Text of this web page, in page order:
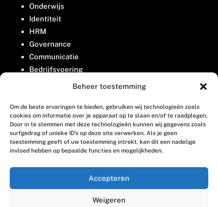
Beheer toestemming
Om de beste ervaringen te bieden, gebruiken wij technologieën zoals
cookies om informatie over je apparaat op te slaan en/of te raadplegen.
Door in te stemmen met deze technologieën kunnen wij gegevens zoals
surfgedrag of unieke ID's op deze site verwerken. Als je geen
toestemming geeft of uw toestemming intrekt, kan dit een nadelige
invloed hebben op bepaalde functies en mogelijkheden.
Accepteren
Weigeren
Onderwijs
Identiteit
HRM
Governance
Communicatie
Bedrijfsvoering
Belangenbehartiging
Contact
Houttuinlaan 8
3447 GM Woerden